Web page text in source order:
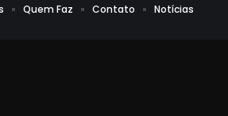
Quem Faz Contato Notícias